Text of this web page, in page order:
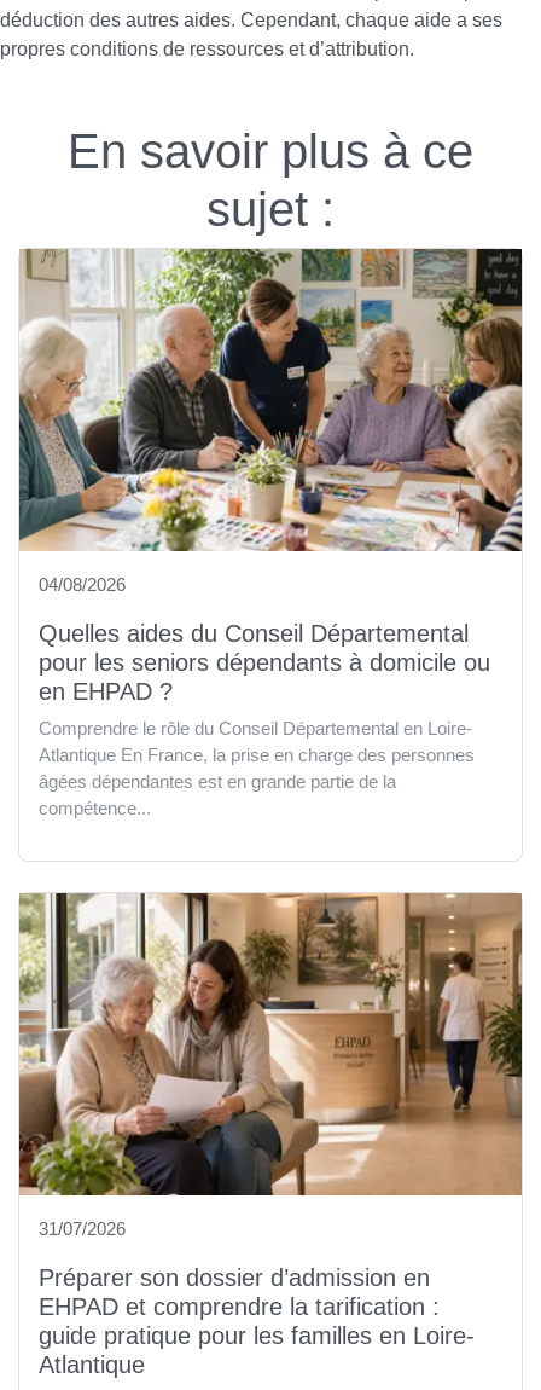
déduction des autres aides. Cependant, chaque aide a ses
propres conditions de ressources et d’attribution.
En savoir plus à ce
sujet :
04/08/2026
Quelles aides du Conseil Départemental
pour les seniors dépendants à domicile ou
en EHPAD ?
Comprendre le rôle du Conseil Départemental en Loire-
Atlantique En France, la prise en charge des personnes
âgées dépendantes est en grande partie de la
compétence...
31/07/2026
Préparer son dossier d’admission en
EHPAD et comprendre la tarification :
guide pratique pour les familles en Loire-
Atlantique